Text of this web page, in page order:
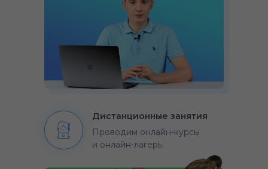
Дистанционные занятия
Проводим онлайн-курсы
и онлайн-лагерь.